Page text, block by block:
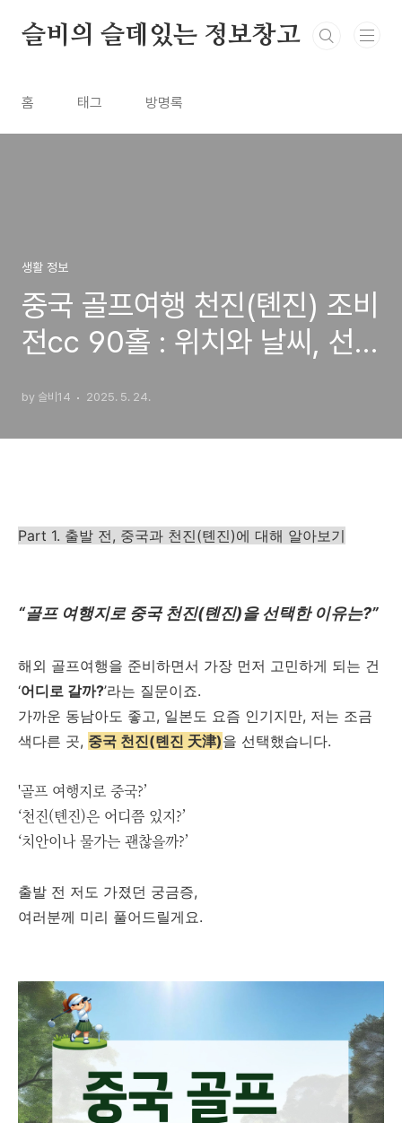
슬비의 슬데있는 정보창고
홈 태그 방명록
생활 정보
중국 골프여행 천진(톈진) 조비
전cc 90홀 : 위치와 날씨, 선택
by 슬비14 2025. 5. 24.
Part 1. 출발 전, 중국과 천진(톈진)에 대해 알아보기
“골프 여행지로 중국 천진(톈진)을 선택한 이유는?”
해외 골프여행을 준비하면서 가장 먼저 고민하게 되는 건
‘어디로 갈까?’라는 질문이죠.
가까운 동남아도 좋고, 일본도 요즘 인기지만, 저는 조금
색다른 곳, 중국 천진(톈진 天津)을 선택했습니다.
'골프 여행지로 중국?’
‘천진(톈진)은 어디쯤 있지?’
‘치안이나 물가는 괜찮을까?’
출발 전 저도 가졌던 궁금증,
여러분께 미리 풀어드릴게요.